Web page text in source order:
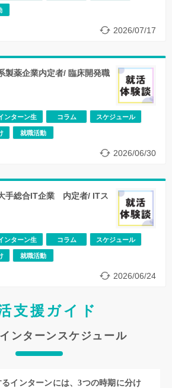
2026/07/17
製薬企業内定者/ 臨床開発職
2026/06/30
ンターン生 コラム スケジュール
就職活動
手総合IT企業 内定者/ ITス
2026/06/24
ンターン生 コラム スケジュール
就職活動
支援ガイド
ンターンスケジュール
インターンには、3つの時期に分け